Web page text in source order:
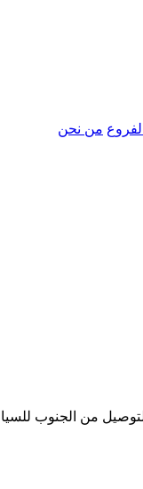
الفروع من نحن
من الجنوب